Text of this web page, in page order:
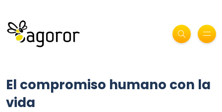
El compromiso humano con la
vida